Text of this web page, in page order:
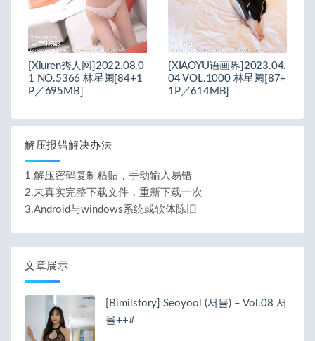
[Xiuren秀人网]2022.08.0
1 NO.5366 林星阑[84+1
P／695MB]
[XIAOYU语画界]2023.04.
04 VOL.1000 林星阑[87+
1P／614MB]
解压报错解决办法
1.解压密码复制粘贴，手动输入易错
2.未真实完整下载文件，重新下载一次
3.Android与windows系统或软体陈旧
文章展示
[Bimilstory] Seoyool (서율) – Vol.08 서
율++#